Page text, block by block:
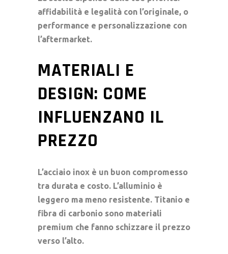
affidabilità e legalità con l’originale, o
performance e personalizzazione con
l’aftermarket.
MATERIALI E
DESIGN: COME
INFLUENZANO IL
PREZZO
L’acciaio inox è un buon compromesso
tra durata e costo. L’alluminio è
leggero ma meno resistente. Titanio e
fibra di carbonio sono materiali
premium che fanno schizzare il prezzo
verso l’alto.